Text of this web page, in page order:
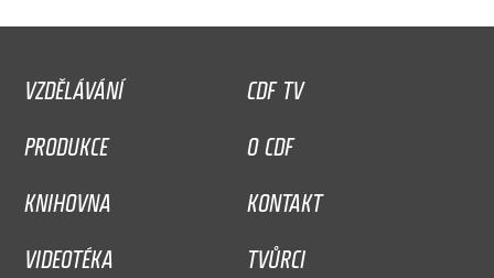
VZDĚLÁVÁNÍ
CDF TV
PRODUKCE
O CDF
KNIHOVNA
KONTAKT
VIDEOTÉKA
TVŮRCI